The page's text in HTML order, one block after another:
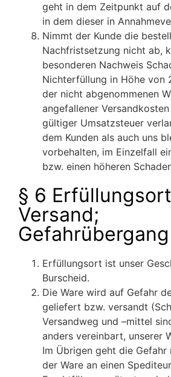
geht in dem Zeitpunkt auf
in dem dieser in
Nimmt der Kunde die
Nachfristsetzung nicht ab,
besonderen Nachweis
Nichterfüllung in Höhe von
der nicht abgenommenen
angefallener
gültiger Umsatzsteuer
dem Kunden als auch uns
vorbehalten, im Einzelfall
bzw. einen höheren
§ 6
Versand;
Gefahrübergang
Erfüllungsort ist unser
Burscheid.
Die Ware wird auf Gefahr
geliefert bzw. versandt
Versandweg und –mittel
anders vereinbart, unserer
Im Übrigen geht die
der Ware an einen